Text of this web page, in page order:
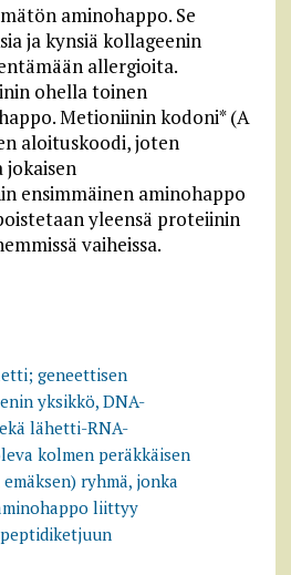
aminohappo. Se
ja kynsiä kollageenin
allergioita.
ohella toinen
Metioniinin kodoni* (A
aloituskoodi, joten
jokaisen
ensimmäinen aminohappo
yleensä proteiinin
vaiheissa.
geneettisen
yksikkö, DNA-
lähetti-RNA-
kolmen peräkkäisen
ryhmä, jonka
liittyy